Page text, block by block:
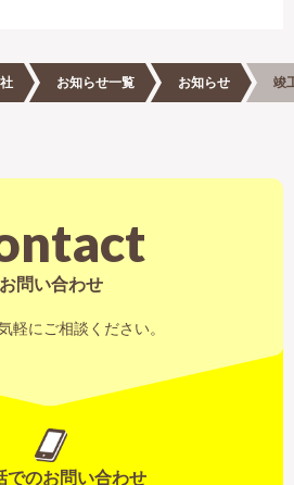
お知らせ一覧 お知らせ 竣
お問い合わせ
軽にご相談ください。
でのお問い合わせ